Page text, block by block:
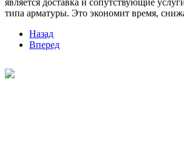
является доставка и сопутствующие
типа арматуры. Это экономит время,
Назад
Вперед